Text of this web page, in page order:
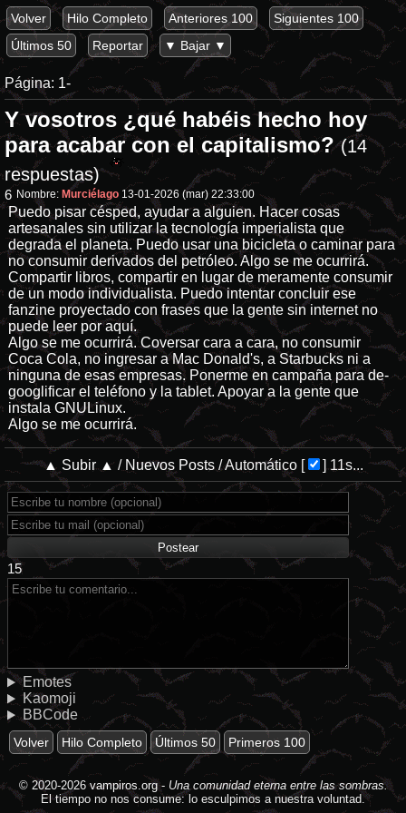
Volver Hilo Completo Anteriores 100
Siguientes 100
Últimos 50
Reportar ▼ Bajar ▼
Página: 1-
Y vosotros ¿qué habéis hecho hoy
para acabar con el capitalismo?(14
respuestas)
6 Nombre: Murciélago 13-01-2026 (mar) 22:33:00
Puedo pisar césped, ayudar a alguien. Hacer cosas
artesanales sin utilizar la tecnología imperialista que
degrada el planeta. Puedo usar una bicicleta o caminar para
no consumir derivados del petróleo. Algo se me ocurrirá.
Compartir libros, compartir en lugar de meramente consumir
de un modo individualista. Puedo intentar concluir ese
fanzine proyectado con frases que la gente sin internet no
puede leer por aquí.
Algo se me ocurrirá. Coversar cara a cara, no consumir
Coca Cola, no ingresar a Mac Donald's, a Starbucks ni a
ninguna de esas empresas. Ponerme en campaña para de-
googlificar el teléfono y la tablet. Apoyar a la gente que
instala GNULinux.
Algo se me ocurrirá.
▲ Subir ▲ / Nuevos Posts/Automático[ ] 11s...
15
Emotes
Kaomoji
BBCode
Volver Hilo Completo Últimos 50 Primeros 100
© 2020-2026 vampiros.org- Una comunidad eterna entre las sombras.
El tiempo no nos consume: lo esculpimos a nuestra voluntad.